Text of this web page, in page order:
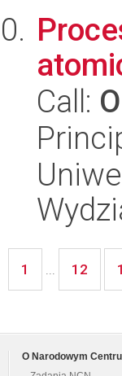
Call:
1 ... 12
O Narodowym